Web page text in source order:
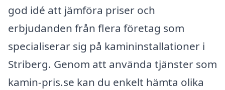
god idé att jämföra priser och
erbjudanden från flera företag som
specialiserar sig på kamininstallationer i
Striberg. Genom att använda tjänster som
kamin-pris.se kan du enkelt hämta olika